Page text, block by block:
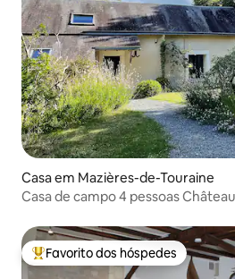
Casa em Mazières-de-Touraine
Casa de campo 4 pessoas
Favoritos dos hóspedes mais
Favorito dos hóspedes